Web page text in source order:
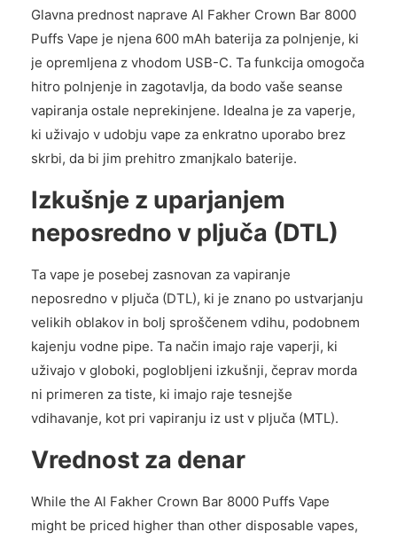
Glavna prednost naprave Al Fakher Crown Bar 8000
Puffs Vape je njena 600 mAh baterija za polnjenje, ki
je opremljena z vhodom USB-C. Ta funkcija omogoča
hitro polnjenje in zagotavlja, da bodo vaše seanse
vapiranja ostale neprekinjene. Idealna je za vaperje,
ki uživajo v udobju vape za enkratno uporabo brez
skrbi, da bi jim prehitro zmanjkalo baterije.
Izkušnje z uparjanjem
neposredno v pljuča (DTL)
Ta vape je posebej zasnovan za vapiranje
neposredno v pljuča (DTL), ki je znano po ustvarjanju
velikih oblakov in bolj sproščenem vdihu, podobnem
kajenju vodne pipe. Ta način imajo raje vaperji, ki
uživajo v globoki, poglobljeni izkušnji, čeprav morda
ni primeren za tiste, ki imajo raje tesnejše
vdihavanje, kot pri vapiranju iz ust v pljuča (MTL).
Vrednost za denar
While the Al Fakher Crown Bar 8000 Puffs Vape
might be priced higher than other disposable vapes,